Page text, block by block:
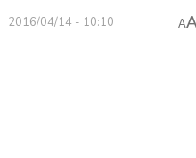
2016/04/14 - 10:10 A